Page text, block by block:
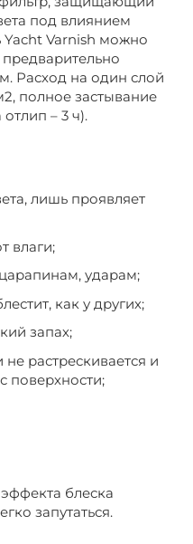
под влиянием
Yacht Varnish можно
Расход на один слой
полное застывание
– 3 ч).
лишь проявляет
влаги;
ударам;
как у других;
запах;
растрескивается и
поверхности;
блеска
запутаться.